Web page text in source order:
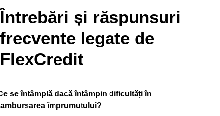
Întrebări și răspunsuri
frecvente legate de
FlexCredit
se întâmplă dacă întâmpin dificultăți în
împrumutului?